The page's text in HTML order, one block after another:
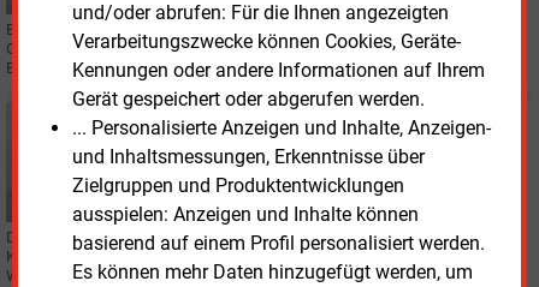
und/oder abrufen: Für die Ihnen angezeigten
Verarbeitungszwecke können Cookies, Geräte-
Kennungen oder andere Informationen auf Ihrem
Gerät gespeichert oder abgerufen werden.
... Personalisierte Anzeigen und Inhalte, Anzeigen-
und Inhaltsmessungen, Erkenntnisse über
Zielgruppen und Produktentwicklungen
ausspielen: Anzeigen und Inhalte können
basierend auf einem Profil personalisiert werden.
Es können mehr Daten hinzugefügt werden, um
Ein Vergleich zwischen dem Nabu und Skyborn soll den Streit um den
Offshore-Windpark Gennaker beenden. Vereinbart wurde eine
Begleitforschung über gesetzliche Vorgaben hinaus.
Donnerstag, 29.01.2026, 08:40
WINDKRAFT OFFSHORE
50 Hertz und Skyborn bringen Küstenmeer-Projekt
voran
Die Unternehmen 50 Hertz und Skyborn Renewables haben einen
Kooperationsvertrag für Bau und Betrieb von zwei Offshore-Plattformen des
Windparks Gennaker geschlossen.